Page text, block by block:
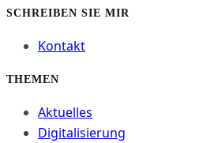
SCHREIBEN SIE MIR
Kontakt
THEMEN
Aktuelles
Digitalisierung